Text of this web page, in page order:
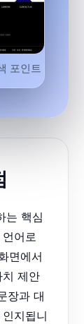
포인트
는 핵심
어로
면에서
제안
장과 대
지됩니